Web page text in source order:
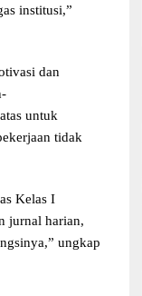
institusi,”
dan
untuk
tidak
Kelas I
jurnal harian,
ungkap